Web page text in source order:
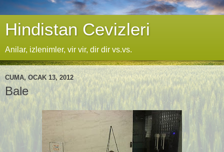
Hindistan Cevizleri
Anilar, izlenimler, vir vir, dir dir vs.vs.
CUMA, OCAK 13, 2012
Bale